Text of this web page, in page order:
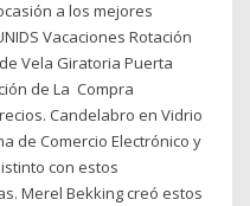
a los mejores
Vacaciones Rotación
Vela Giratoria Puerta
de La Compra
Candelabro en Vidrio
de Comercio Electrónico y
con estos
Merel Bekking creó estos